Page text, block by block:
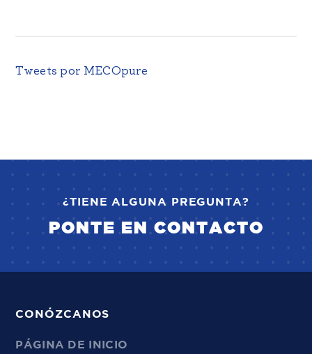
Tweets por MECOpure
¿TIENE ALGUNA PREGUNTA?
PONTE EN CONTACTO
CONÓZCANOS
PÁGINA DE INICIO